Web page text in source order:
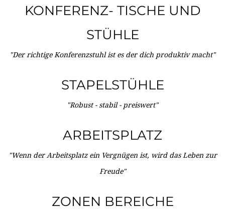
KONFERENZ- TISCHE UND
STÜHLE
"Der richtige Konferenzstuhl ist es der dich produktiv macht"
STAPELSTÜHLE
"Robust - stabil - preiswert"
ARBEITSPLATZ
"Wenn der Arbeitsplatz ein Vergnügen ist, wird das Leben zur
Freude"
ZONEN BEREICHE